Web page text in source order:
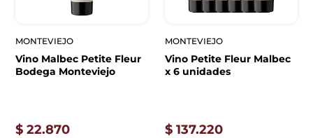
MONTEVIEJO
Vino Malbec Petite Fleur
Bodega Monteviejo
$ 22.870
MONTEVIEJO
Vino Petite Fleur Malbec
x 6 unidades
$ 137.220